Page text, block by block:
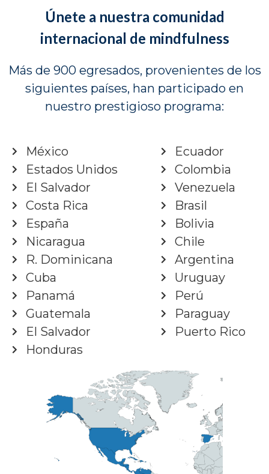
Únete a nuestra comunidad
internacional de mindfulness
Más de 900 egresados, provenientes de los
siguientes países, han participado en
nuestro prestigioso programa:
México
Estados Unidos
El Salvador
Costa Rica
España
Nicaragua
R. Dominicana
Cuba
Panamá
Guatemala
El Salvador
Honduras
Ecuador
Colombia
Venezuela
Brasil
Bolivia
Chile
Argentina
Uruguay
Perú
Paraguay
Puerto Rico